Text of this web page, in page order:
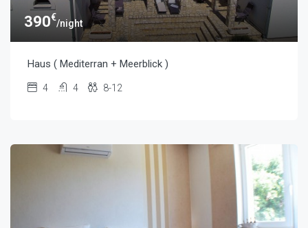
390€
/night
Haus ( Mediterran + Meerblick )
4 4 8-12